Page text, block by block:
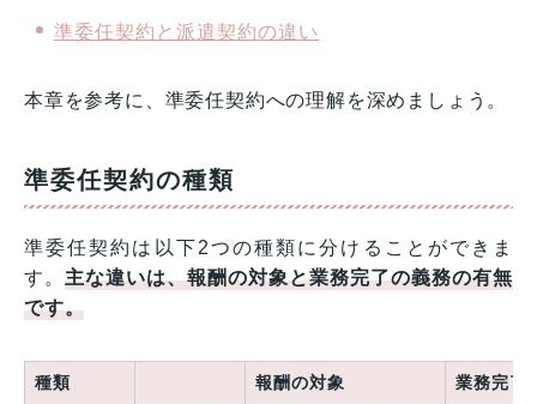
準委任契約と派遣契約の違い
本章を参考に、準委任契約への理解を深めましょう。
準委任契約の種類
準委任契約は以下2つの種類に分けることができま
す。主な違いは、報酬の対象と業務完了の義務の有無
です。
種類 報酬の対象 業務完了